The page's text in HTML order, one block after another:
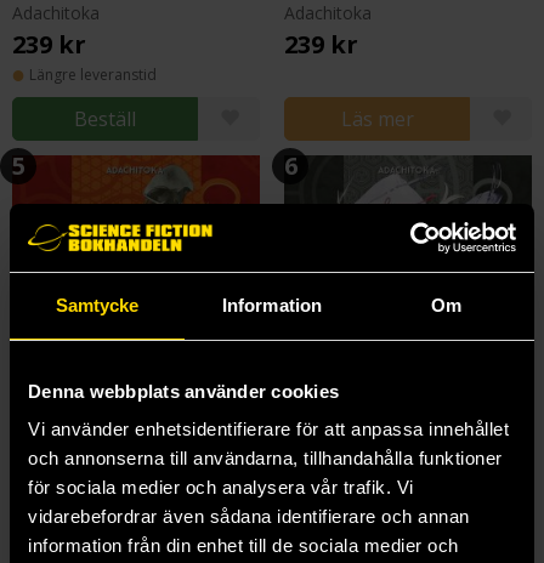
Samtycke Information Om
Denna webbplats använder cookies
Vi använder enhetsidentifierare för att anpassa innehållet
och annonserna till användarna, tillhandahålla funktioner
för sociala medier och analysera vår trafik. Vi
vidarebefordrar även sådana identifierare och annan
information från din enhet till de sociala medier och
Adachitoka
239 kr
Längre leveranstid
Beställ
Adachitoka
239 kr
Läs mer
5
Noragami Stray God Omnibus 5 (Vol. 13-15)
6